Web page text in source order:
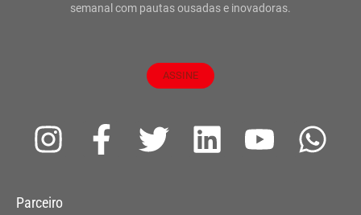
semanal com pautas ousadas e inovadoras.
ASSINE
I
s
F
a
T
L
Y
W
Parceiro